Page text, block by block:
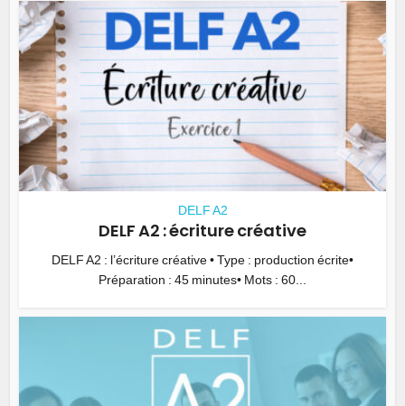
DELF A2
DELF A2 : écriture créative
DELF A2 : l’écriture créative • Type : production écrite•
Préparation : 45 minutes• Mots : 60...